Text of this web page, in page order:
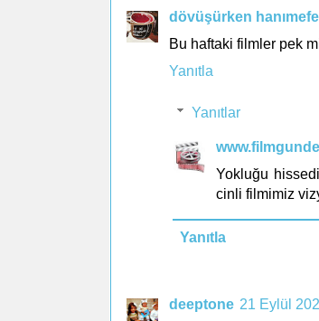
dövüşürken
Bu haftaki filmler pek
Yanıtla
Yanıtlar
Yokluğu
cinli filmimiz
Yanıtla
deeptone 21 Eylül